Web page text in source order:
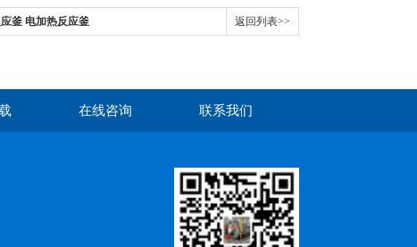
釜 电加热反应釜 返回列表>>
在线咨询 联系我们